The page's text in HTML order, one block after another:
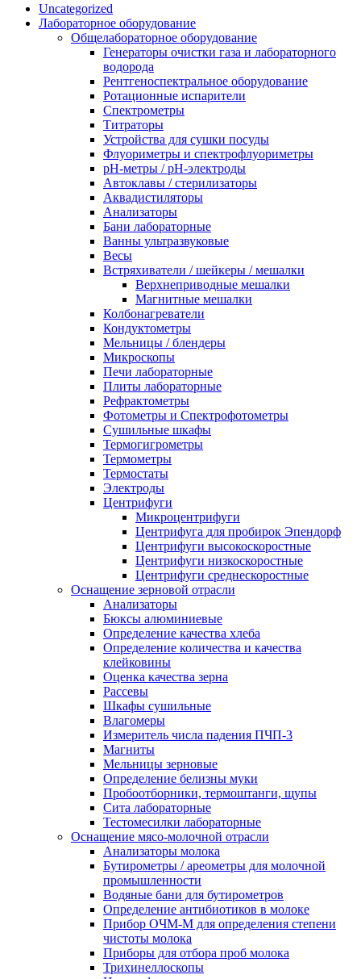
Uncategorized
Лабораторное оборудование
Общелабораторное оборудование
Генераторы очистки газа и лабораторного
водорода
Рентгеноспектральное оборудование
Ротационные испарители
Спектрометры
Титраторы
Устройства для сушки посуды
Флуориметры и спектрофлуориметры
pН-метры / рН-электроды
Автоклавы / стерилизаторы
Аквадистиляторы
Анализаторы
Бани лабораторные
Ванны ультразвуковые
Весы
Встряхиватели / шейкеры / мешалки
Верхнеприводные мешалки
Магнитные мешалки
Колбонагреватели
Кондуктометры
Мельницы / блендеры
Микроскопы
Печи лабораторные
Плиты лабораторные
Рефрактометры
Фотометры и Спектрофотометры
Сушильные шкафы
Термогигрометры
Термометры
Термостаты
Электроды
Центрифуги
Микроцентрифуги
Центрифуга для пробирок Эпендорф
Центрифуги высокоскоростные
Центрифуги низкоскоростные
Центрифуги среднескоростные
Оснащение зерновой отрасли
Анализаторы
Бюксы алюминиевые
Определение качества хлеба
Определение количества и качества
клейковины
Оценка качества зерна
Рассевы
Шкафы сушильные
Влагомеры
Измеритель числа падения ПЧП-3
Магниты
Мельницы зерновые
Определение белизны муки
Пробоотборники, термоштанги, щупы
Сита лабораторные
Тестомесилки лабораторные
Оснащение мясо-молочной отрасли
Анализаторы молока
Бутирометры / ареометры для молочной
промышленности
Водяные бани для бутирометров
Определение антибиотиков в молоке
Прибор ОЧМ-М для определения степени
чистоты молока
Приборы для отбора проб молока
Трихинеллоскопы